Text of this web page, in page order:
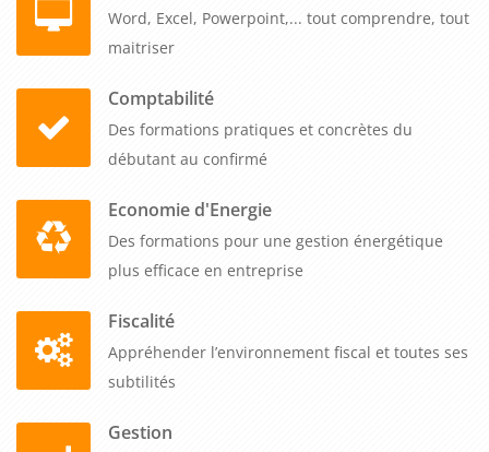
Word, Excel, Powerpoint,... tout comprendre, tout
maitriser
Comptabilité
Des formations pratiques et concrètes du
débutant au confirmé
Economie d'Energie
Des formations pour une gestion énergétique
plus efficace en entreprise
Fiscalité
Appréhender l’environnement fiscal et toutes ses
subtilités
Gestion